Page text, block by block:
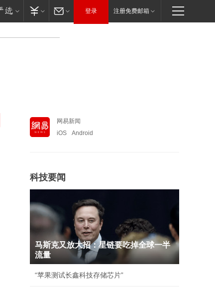
登录 注册免费邮箱
网易新闻
iOS
Android
科技要闻
马斯克又放大招：星链要吃掉全球一半
流量
“苹果测试长鑫科技存储芯片”